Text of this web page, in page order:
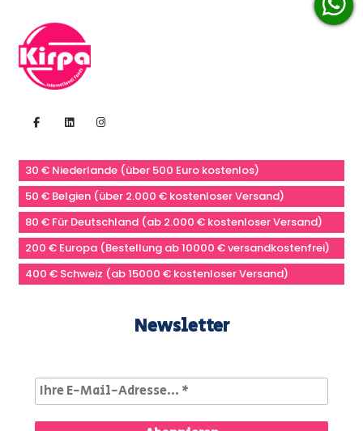
30 € Niederlande (über 500 Euro kostenlos)
50 € Belgien (über 2.000 € kostenloser Versand)
80 € Für Deutschland (ab 2.000 € kostenloser Versand)
200 € Europa (Bestellung ab 10000 € versandkostenfrei)
400 € Schweiz (ab 15000 € kostenloser Versand)
Newsletter